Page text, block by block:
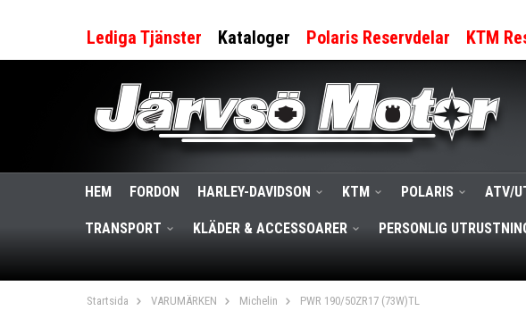
Lediga Tjänster Kataloger Polaris Reservdelar KTM
HEM FORDON HARLEY-DAVIDSON KTM POLARIS ATV/
TRANSPORT KLÄDER & ACCESSOARER PERSONLIG
Startsida VARUMÄRKEN Michelin PWR 190/50ZR17 (73W)TL